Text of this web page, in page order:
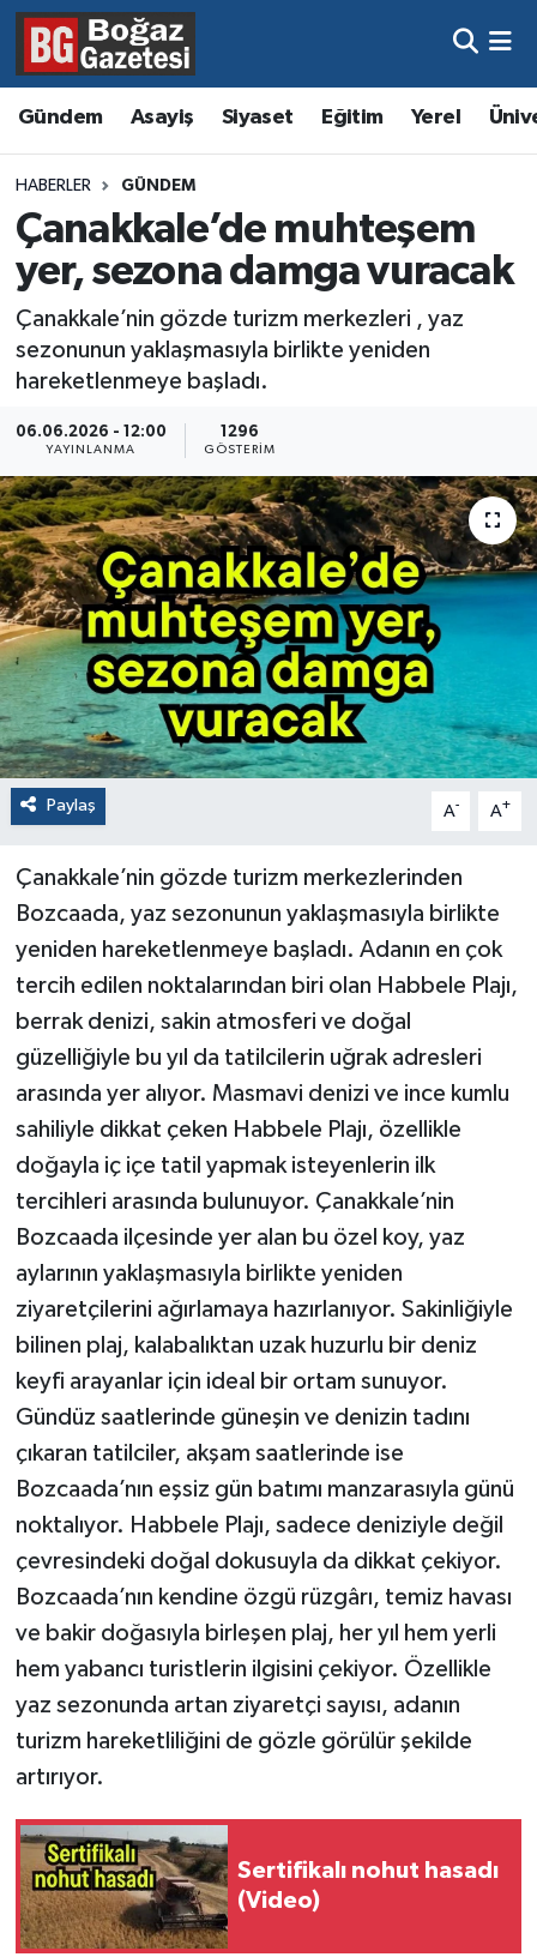
Gündem Asayiş Siyaset Eğitim Yerel
HABERLER GÜNDEM
Çanakkale’de muhteşem
yer, sezona damga vuracak
Çanakkale’nin gözde turizm merkezleri , yaz
sezonunun yaklaşmasıyla birlikte yeniden
hareketlenmeye başladı.
06.06.2026 - 12:00
YAYINLANMA
1296
GÖSTERIM
Paylaş A- A+
Çanakkale’nin gözde turizm merkezlerinden
Bozcaada, yaz sezonunun yaklaşmasıyla birlikte
yeniden hareketlenmeye başladı. Adanın en çok
tercih edilen noktalarından biri olan Habbele Plajı,
berrak denizi, sakin atmosferi ve doğal
güzelliğiyle bu yıl da tatilcilerin uğrak adresleri
arasında yer alıyor. Masmavi denizi ve ince kumlu
sahiliyle dikkat çeken Habbele Plajı, özellikle
doğayla iç içe tatil yapmak isteyenlerin ilk
tercihleri arasında bulunuyor. Çanakkale’nin
Bozcaada ilçesinde yer alan bu özel koy, yaz
aylarının yaklaşmasıyla birlikte yeniden
ziyaretçilerini ağırlamaya hazırlanıyor. Sakinliğiyle
bilinen plaj, kalabalıktan uzak huzurlu bir deniz
keyfi arayanlar için ideal bir ortam sunuyor.
Gündüz saatlerinde güneşin ve denizin tadını
çıkaran tatilciler, akşam saatlerinde ise
Bozcaada’nın eşsiz gün batımı manzarasıyla günü
noktalıyor. Habbele Plajı, sadece deniziyle değil
çevresindeki doğal dokusuyla da dikkat çekiyor.
Bozcaada’nın kendine özgü rüzgârı, temiz havası
ve bakir doğasıyla birleşen plaj, her yıl hem yerli
hem yabancı turistlerin ilgisini çekiyor. Özellikle
yaz sezonunda artan ziyaretçi sayısı, adanın
turizm hareketliliğini de gözle görülür şekilde
artırıyor.
Sertifikalı nohut hasadı
(Video)
Asayiş
Eğitim
Ekonomi
Gündem
Kültür ve Sanat
Resmi İlanlar
Sağlık
Hava Durumu
Trafik Durumu
Süper Lig Puan Durumu ve Fikstür
Tüm Manşetler
Son Dakika Haberleri
Haber Arşivi